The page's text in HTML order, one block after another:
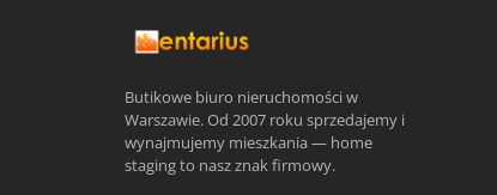
Butikowe biuro nieruchomości w
Warszawie. Od 2007 roku sprzedajemy i
wynajmujemy mieszkania — home
staging to nasz znak firmowy.